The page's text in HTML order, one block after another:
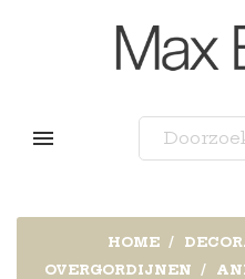
HOME
OVERGORDIJNEN